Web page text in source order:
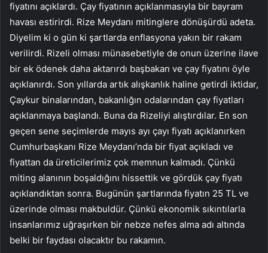
fiyatını açıklardı. Çay fiyatının açıklanmasıyla bir bayram
havası estirirdi. Rize Meydanı mitinglere dönüşürdü adeta.
Diyelim ki o gün ki şartlarda enflasyona yakın bir rakam
verilirdi. Rizeli olması münasebetiyle de onun üzerine ilave
bir ek ödenek daha aktarırdı başbakan ve çay fiyatını öyle
açıklanırdı. Son yıllarda artık alışkanlık haline getirdi iktidar,
Çaykur binalarından, bakanlığın odalarından çay fiyatları
açıklanmaya başlandı. Buna da Rizeliyi alıştırdılar. En son
geçen sene seçimlerde mayıs ayı çayı fiyatı açıklanırken
Cumhurbaşkanı Rize Meydanı’nda bir fiyat açıkladı ve
fiyattan da üreticilerimiz çok memnun kalmadı. Çünkü
miting alanının boşaldığını hissettik ve gördük çay fiyatı
açıklandıktan sonra. Bugünün şartlarında fiyatın 25 TL ve
üzerinde olması makbuldür. Çünkü ekonomik sıkıntılarla
insanlarımız uğraşırken bir nebze nefes alma adı altında
belki bir faydası olacaktır bu rakamın.